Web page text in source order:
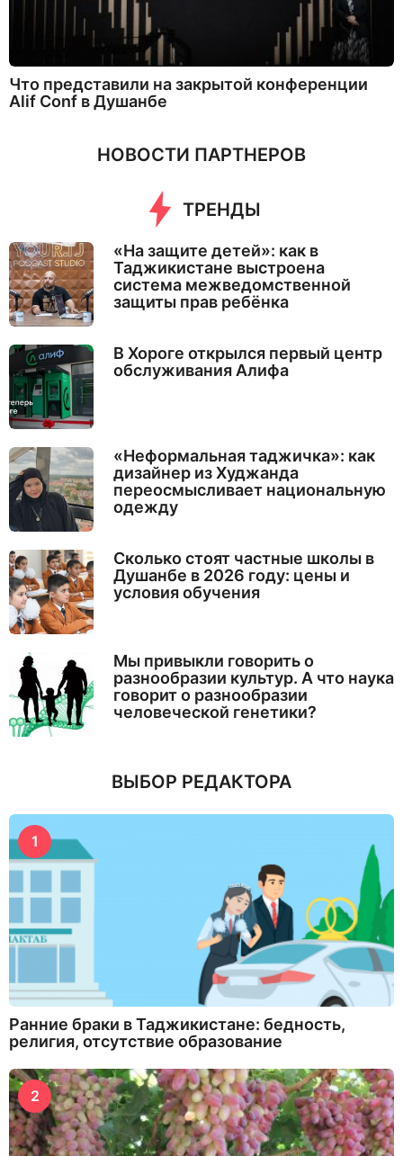
Что представили на закрытой конференции
Alif Conf в Душанбе
НОВОСТИ ПАРТНЕРОВ
ТРЕНДЫ
«На защите детей»: как в
Таджикистане выстроена
система межведомственной
защиты прав ребёнка
В Хороге открылся первый центр
обслуживания Алифа
«Неформальная таджичка»: как
дизайнер из Худжанда
переосмысливает национальную
одежду
Сколько стоят частные школы в
Душанбе в 2026 году: цены и
условия обучения
Мы привыкли говорить о
разнообразии культур. А что наука
говорит о разнообразии
человеческой генетики?
ВЫБОР РЕДАКТОРА
1
Ранние браки в Таджикистане: бедность,
религия, отсутствие образование
2